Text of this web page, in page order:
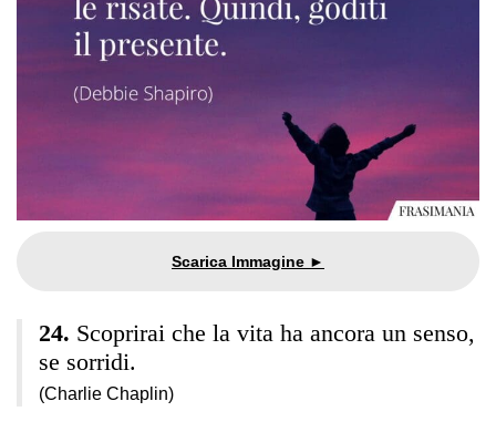
Scoprirai che la vita ha ancora un senso,
se sorridi.
(Charlie Chaplin)